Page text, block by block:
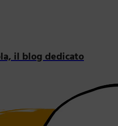
il blog dedicato